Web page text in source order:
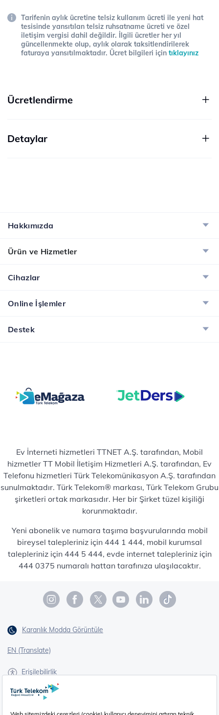
Tarifenin aylık ücretine telsiz kullanım ücreti ile yeni hat
tesisinde yansıtılan telsiz ruhsatname ücreti ve özel
iletişim vergisi dahil değildir. İlgili ücretler her yıl
güncellenmekte olup, aylık olarak taksitlendirilerek
faturaya yansıtılmaktadır. Ücret bilgileri için tıklayınız
Ücretlendirme
Detaylar
Hakkımızda
Ürün ve Hizmetler
Cihazlar
Online İşlemler
Destek
Ev İnterneti hizmetleri TTNET A.Ş. tarafından, Mobil
hizmetler TT Mobil İletişim Hizmetleri A.Ş. tarafından, Ev
Telefonu hizmetleri Türk Telekomünikasyon A.Ş. tarafından
sunulmaktadır. Türk Telekom® markası, Türk Telekom Grubu
şirketleri ortak markasıdır. Her bir Şirket tüzel kişiliği
korunmaktadır.
Yeni abonelik ve numara taşıma başvurularında mobil
bireysel talepleriniz için 444 1 444, mobil kurumsal
talepleriniz için 444 5 444, evde internet talepleriniz için
444 0375 numaralı hattan tarafınıza ulaşılacaktır.
Karanlık Modda Görüntüle
EN (Translate)
Erişilebilirlik
İşaret Dili Çevirisi